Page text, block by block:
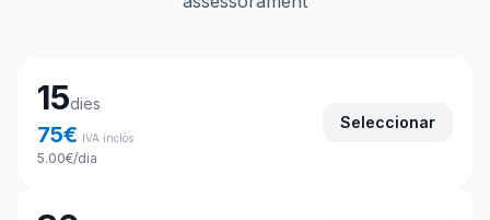
15dies
75€ IVA inclòs
5.00€/dia
Seleccionar